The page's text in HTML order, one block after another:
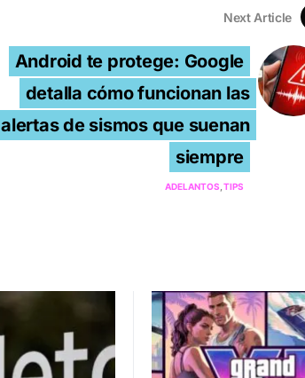
Next Article
Android te protege: Google
detalla cómo funcionan las
alertas de sismos que suenan
siempre
ADELANTOS TIPS